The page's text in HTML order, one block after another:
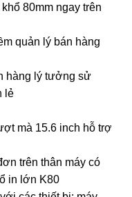
80mm ngay trên
quản lý bán hàng
hàng lý tưởng sử
lẻ
mà 15.6 inch hỗ trợ
trên thân máy có
in lớn K80